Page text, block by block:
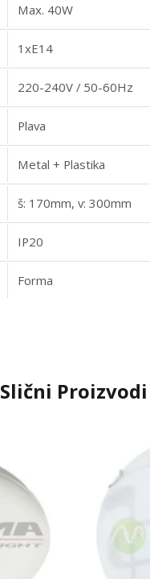
Max. 40W
1xE14
220-240V / 50-60Hz
Plava
Metal + Plastika
š: 170mm, v: 300mm
IP20
Forma
Slični Proizvodi